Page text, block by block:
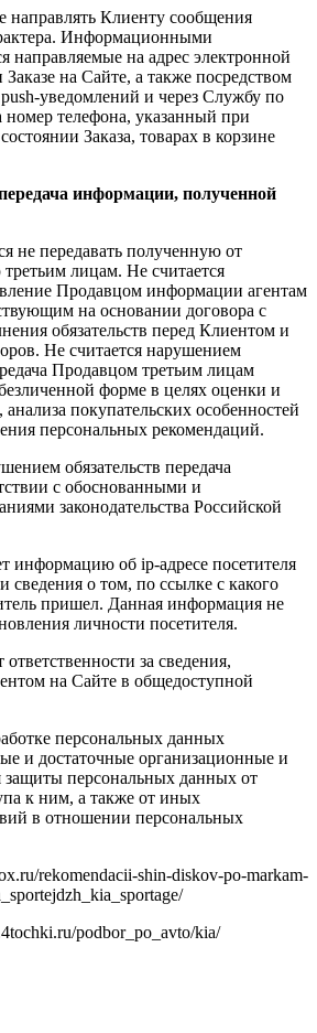
направлять Клиенту сообщения
Информационными
направляемые на адрес электронной
на Сайте, а также посредством
уведомлений и через Службу по
номер телефона, указанный при
Заказа, товарах в корзине
информации, полученной
не передавать полученную от
лицам. Не считается
Продавцом информации агентам
на основании договора с
обязательств перед Клиентом и
Не считается нарушением
Продавцом третьим лицам
форме в целях оценки и
покупательских особенностей
персональных рекомендаций.
обязательств передача
с обоснованными и
законодательства Российской
информацию об ip-адресе посетителя
сведения о том, по ссылке с какого
пришел. Данная информация не
личности посетителя.
за сведения,
на Сайте в общедоступной
персональных данных
и достаточные организационные и
защиты персональных данных от
к ним, а также от иных
в отношении персональных
rekomendacii-shin-diskov-po-markam-
podbor_po_avto/kia/